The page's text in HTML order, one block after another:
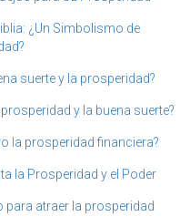
¿Un Simbolismo de
suerte y la prosperidad?
y la buena suerte?
la prosperidad financiera?
la Prosperidad y el Poder
para atraer la prosperidad